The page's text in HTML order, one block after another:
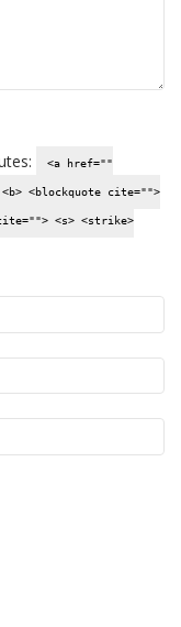
<a href=""
<blockquote cite="">
<s> <strike>